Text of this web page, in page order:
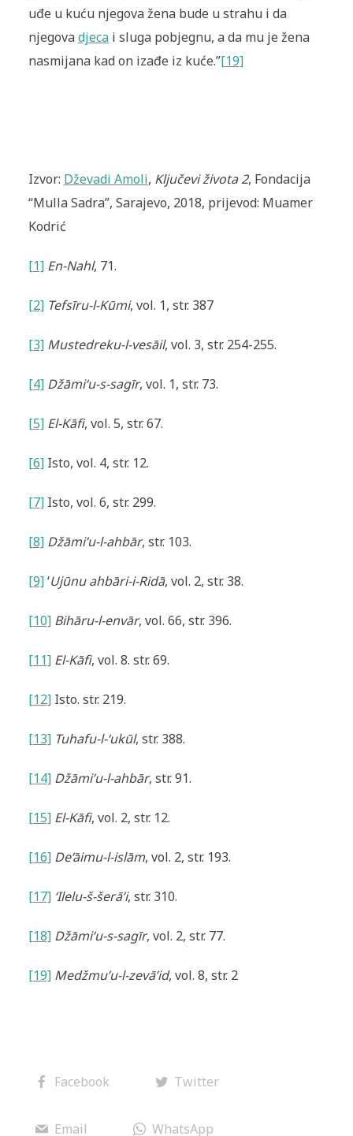
uđe u kuću njegova žena bude u strahu i da
njegovadjecai sluga pobjegnu, a da mu je žena
nasmijana kad on izađe iz kuće.”[19]
Izvor: Dževadi Amoli, Ključevi života 2, Fondacija
“Mulla Sadra”, Sarajevo, 2018, prijevod: Muamer
Kodrić
[1] En-Nahl, 71.
[2] Tefsīru-l-Kūmi, vol. 1, str. 387
[3] Mustedreku-l-vesāil, vol. 3, str. 254-255.
[4] Džāmi‘u-s-sagīr, vol. 1, str. 73.
[5] El-Kāfi, vol. 5, str. 67.
[6]Isto, vol. 4, str. 12.
[7]Isto, vol. 6, str. 299.
[8] Džāmi’u-l-ahbār, str. 103.
[9]‘Ujūnu ahbāri-i-Ridā, vol. 2, str. 38.
[10] Bihāru-l-envār, vol. 66, str. 396.
[11] El-Kāfi, vol. 8. str. 69.
[12]Isto. str. 219.
[13] Tuhafu-l-‘ukūl, str. 388.
[14] Džāmi’u-l-ahbār, str. 91.
[15] El-Kāfi, vol. 2, str. 12.
[16] De‘āimu-l-islām, vol. 2, str. 193.
[17] ‘Ilelu-š-šerā’i, str. 310.
[18] Džāmi‘u-s-sagīr, vol. 2, str. 77.
[19] Medžmu’u-l-zevā’id, vol. 8, str. 2
Facebook Twitter
Email WhatsApp